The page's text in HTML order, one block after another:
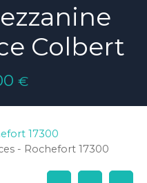
Colbert
€
17300
- Rochefort 17300